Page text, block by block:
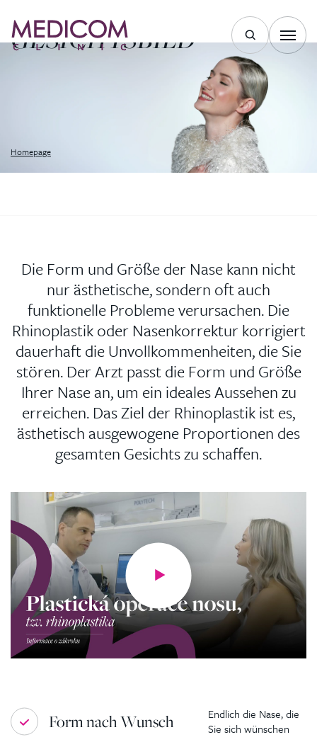
Homepage
GESICHTSBILD
Die Form und Größe der Nase kann nicht
nur ästhetische, sondern oft auch
funktionelle Probleme verursachen. Die
Rhinoplastik oder Nasenkorrektur korrigiert
dauerhaft die Unvollkommenheiten, die Sie
stören. Der Arzt passt die Form und Größe
Ihrer Nase an, um ein ideales Aussehen zu
erreichen. Das Ziel der Rhinoplastik ist es,
ästhetisch ausgewogene Proportionen des
gesamten Gesichts zu schaffen.
Form nach Wunsch
Endlich die Nase, die
Sie sich wünschen